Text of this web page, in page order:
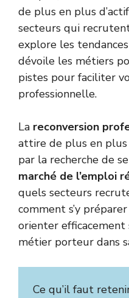
de plus en plus
secteurs qui
explore les
dévoile les métiers
pistes pour faciliter
professionnelle.
La reconversion
attire de plus en plus
par la recherche de
marché de l’emploi
quels secteurs
comment s’y
orienter
métier porteur dans
Ce qu’il faut